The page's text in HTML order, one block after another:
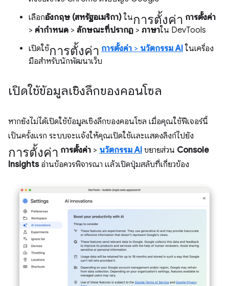
เลือกอังกฤษ (สหรัฐอเมริกา) ในการตั้งค่า การตั้งค่า
> ค่ากําหนด > ลักษณะที่ปรากฏ > ภาษาใน DevTools
เปิดใช้การตั้งค่า การตั้งค่า > นวัตกรรม AIในเครื่อง
มือสำหรับนักพัฒนาเว็บ
เปิดใช้ข้อมูลเชิงลึกของคอนโซล
หากยังไม่ได้เปิดใช้ข้อมูลเชิงลึกของคอนโซล เมื่อคุณใช้ฟีเจอร์นี้
เป็นครั้งแรก ระบบจะแจ้งให้คุณเปิดใช้และแสดงลิงก์ไปยัง
การตั้งค่า การตั้งค่า > นวัตกรรม AI ขยายส่วน Console
Insightsอ่านข้อควรพิจารณา แล้วเปิดปุ่มสลับที่เกี่ยวข้อง